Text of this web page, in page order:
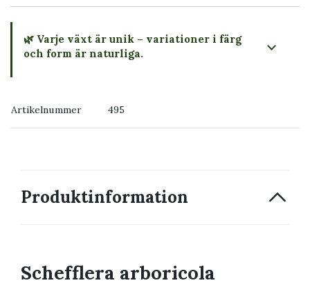
🌿 Varje växt är unik – variationer i färg
och form är naturliga.
Artikelnummer 495
Produktinformation
Schefflera arboricola